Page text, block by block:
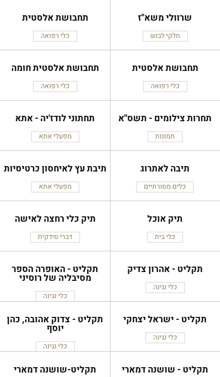
שרוולי משא''ז
חלקי לבוש
תחבושת אלסטית
כלי רפואה
תחבושת אלסטית
כלי רפואה
תחבושת אלסטית חומה
כלי רפואה
תחרות צילומים - תשס''א
תמונות
תחתוני לודז'יה - אתא
מפעלי אתא
תיבה לאתרוג
כלים מסורתיים
תיבת עץ לאיחסון כרטיסיות
מפעלי אתא
תיק אוכל
כלי בית
תיק כלי רחצה לאישה
דברי סידקית
תקליט - אהרון צדיק
כלי נגינה
תקליט - האופרה הספר
מסיבליה של רוסיני
כלי נגינה
תקליט - ישראל יצחקי
כלי נגינה
תקליט - צדוק אהובה, כהן
יוסף
כלי נגינה
תקליט - שושנה דמארי תקליט-שושנה דמארי